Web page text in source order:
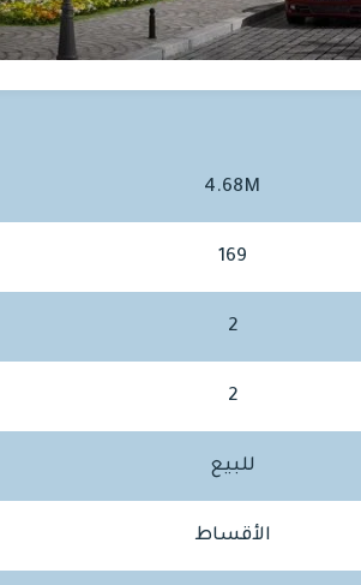
4.68M
169
2
2
للبيع
الأقساط